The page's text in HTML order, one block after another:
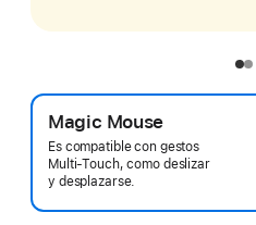
Magic Mouse
Es compatible con gestos
Multi‑Touch, como deslizar
y desplazarse.